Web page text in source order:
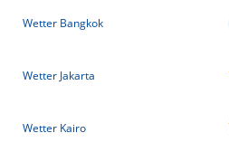
Wetter Bangkok
Wetter Jakarta
Wetter Kairo